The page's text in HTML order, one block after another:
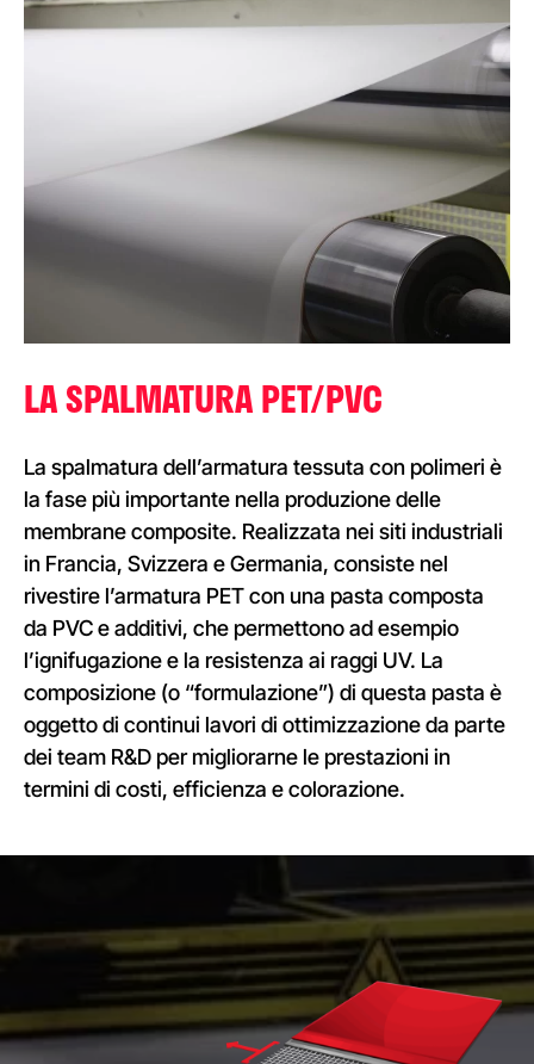
LASPALMATURAPET/PVC
La spalmatura dell’armatura tessuta con polimeri è
la fase più importante nella produzione delle
membrane composite. Realizzata nei siti industriali
in Francia, Svizzera e Germania, consiste nel
rivestire l’armatura PET con una pasta composta
da PVC e additivi, che permettono ad esempio
l’ignifugazione e la resistenza ai raggi UV. La
composizione (o “formulazione”) di questa pasta è
oggetto di continui lavori di ottimizzazione da parte
dei team R&D per migliorarne le prestazioni in
termini di costi, efficienza e colorazione.